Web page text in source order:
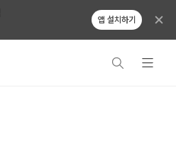
앱 설치하기